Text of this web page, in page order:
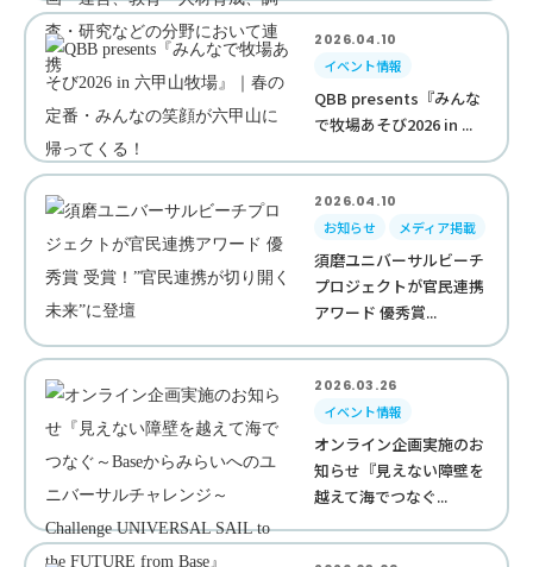
2026.04.10
イベント情報
QBB presents『みんな
で牧場あそび2026 in ...
2026.04.10
お知らせ
メディア掲載
須磨ユニバーサルビーチ
プロジェクトが官民連携
アワード 優秀賞...
2026.03.26
イベント情報
オンライン企画実施のお
知らせ『見えない障壁を
越えて海でつなぐ...